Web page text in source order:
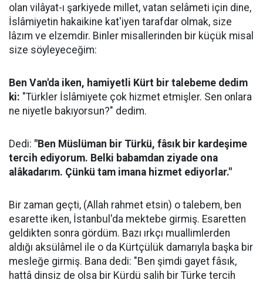
olan vilâyat-ı şarkiyede millet, vatan selâmeti için dine,
İslâmiyetin hakaikine kat'iyen tarafdar olmak, size
lâzım ve elzemdir. Binler misallerinden bir küçük misal
size söyleyeceğim:
Ben Van'da iken, hamiyetli Kürt bir talebeme dedim
ki: "Türkler İslâmiyete çok hizmet etmişler. Sen onlara
ne niyetle bakıyorsun?" dedim.
Dedi: "Ben Müslüman bir Türkü, fâsık bir kardeşime
tercih ediyorum. Belki babamdan ziyade ona
alâkadarım. Çünkü tam imana hizmet ediyorlar."
Bir zaman geçti, (Allah rahmet etsin) o talebem, ben
esarette iken, İstanbul'da mektebe girmiş. Esaretten
geldikten sonra gördüm. Bazı ırkçı muallimlerden
aldığı aksülâmel ile o da Kürtçülük damarıyla başka bir
mesleğe girmiş. Bana dedi: "Ben şimdi gayet fâsık,
hattâ dinsiz de olsa bir Kürdü salih bir Türke tercih